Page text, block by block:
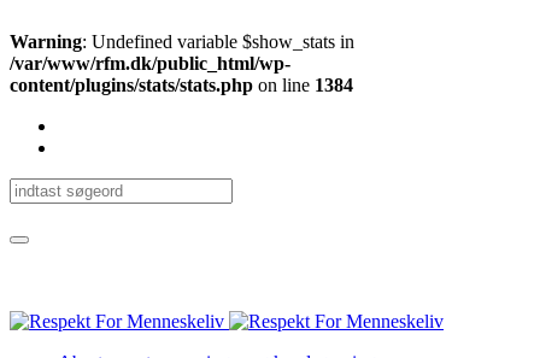
Warning: Undefined variable $show_stats in
/var/www/rfm.dk/public_html/wp-
content/plugins/stats/stats.php on line 1384